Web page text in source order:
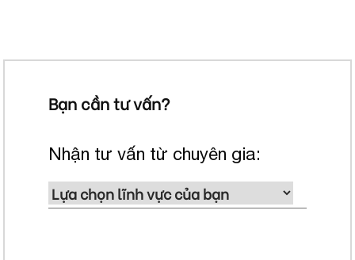
Bạn cần tư vấn?
Nhận tư vấn từ chuyên gia: